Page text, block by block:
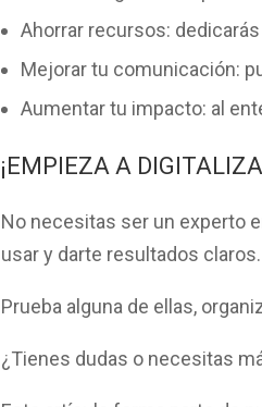
Ahorrar recursos:
Mejorar tu comunicación:
Aumentar tu impacto: al
¡EMPIEZA A
No necesitas ser un experto
usary darte resultados claros.
Prueba alguna de ellas,
¿Tienes dudas o necesitas